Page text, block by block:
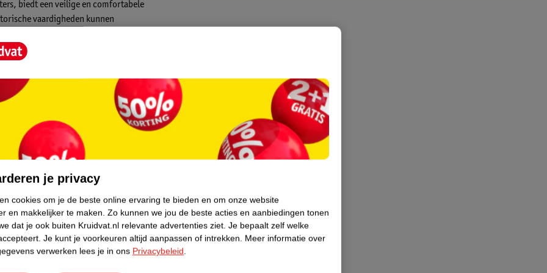
biedt een veilige en comfortabele
vaardigheden kunnen
speeloppervlak van 90 x 90 cm vormen.
kleine avonturen en speelmomenten.
Hierdoor kan je jouw kindje met een
ideaal voor buiten in de tuin! De
tegen koude en natte vloeren
een fluitje van een cent!
je privacy
cookies om je de beste online ervaring te bieden en om onze website
en makkelijker te maken. Zo kunnen we jou de beste acties en aanbiedingen tonen
dat je ook buiten Kruidvat.nl relevante advertenties ziet. Je bepaalt zelf welke
Je kunt je voorkeuren altijd aanpassen of intrekken. Meer informatie over
verwerken lees je in ons Privacybeleid.